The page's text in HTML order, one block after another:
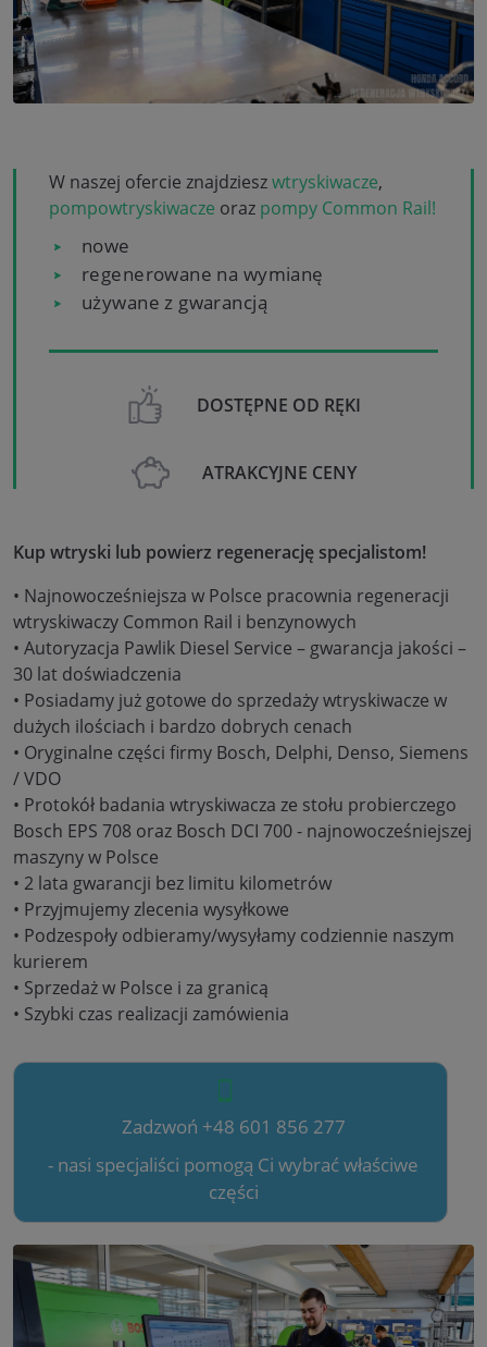
W naszej ofercie znajdzieszwtryskiwacze,
pompowtryskiwacze oraz pompy Common Rail!
nowe
regenerowane na wymianę
używane z gwarancją
DOSTĘPNE OD RĘKI
ATRAKCYJNE CENY
Kup wtryski lub powierz regenerację specjalistom!
• Najnowocześniejsza w Polsce pracownia regeneracji
wtryskiwaczy Common Rail i benzynowych
• Autoryzacja Pawlik Diesel Service – gwarancja jakości –
30 lat doświadczenia
• Posiadamy już gotowe do sprzedaży wtryskiwacze w
dużych ilościach i bardzo dobrych cenach
• Oryginalne części firmy Bosch, Delphi, Denso, Siemens
/ VDO
• Protokół badania wtryskiwacza ze stołu probierczego
Bosch EPS 708 oraz Bosch DCI 700 - najnowocześniejszej
maszyny w Polsce
• 2 lata gwarancji bez limitu kilometrów
• Przyjmujemy zlecenia wysyłkowe
• Podzespoły odbieramy/wysyłamy codziennie naszym
kurierem
• Sprzedaż w Polsce i za granicą
• Szybki czas realizacji zamówienia
Zadzwoń +48 601 856 277
- nasi specjaliści pomogą Ci wybrać właściwe
części